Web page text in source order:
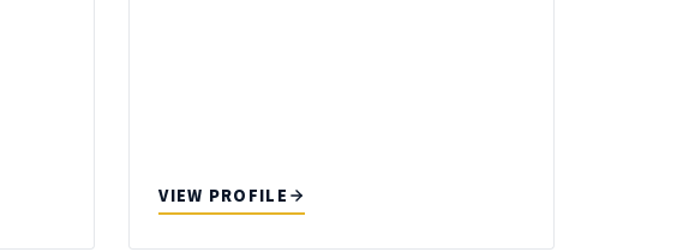
VIEW PROFILE